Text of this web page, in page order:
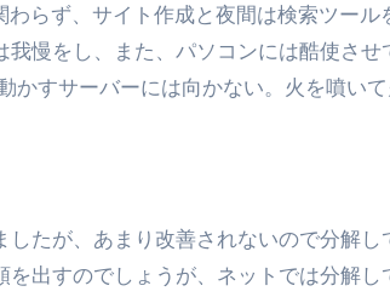
るとリスクが高い #shorts
の「33000円」になる！
ンに695万円も投資してる営業39歳サ
初心者でも成果を出す電話の仕方はコレ
らず、サイト作成と夜間は検索ツール
慢をし、また、パソコンには酷使させ
かすサーバーには向かない。火を噴い
たが、あまり改善されないので分解し
出すのでしょうが、ネットでは分解